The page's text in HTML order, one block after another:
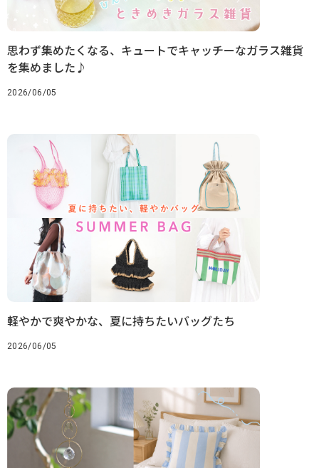
思わず集めたくなる、キュートでキャッチーなガラス雑貨
を集めました♪
2026/06/05
軽やかで爽やかな、夏に持ちたいバッグたち
2026/06/05